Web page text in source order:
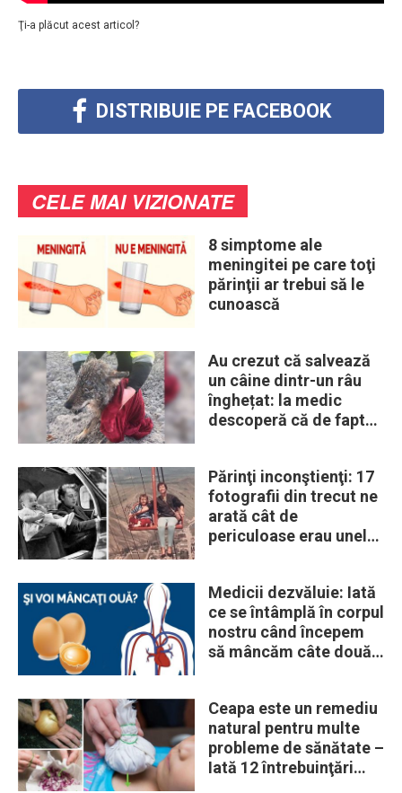
Ţi-a plăcut acest articol?
DISTRIBUIE PE FACEBOOK
CELE MAI VIZIONATE
8 simptome ale
meningitei pe care toţi
părinţii ar trebui să le
cunoască
Au crezut că salvează
un câine dintr-un râu
înghețat: la medic
descoperă că de fapt
Părinţi inconştienţi: 17
fotografii din trecut ne
arată cât de
periculoase erau unele
Medicii dezvăluie: Iată
ce se întâmplă în corpul
nostru când începem
să mâncăm câte două
Ceapa este un remediu
natural pentru multe
probleme de sănătate –
Iată 12 întrebuinţări